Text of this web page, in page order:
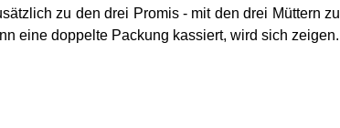
zu den drei Promis - mit den drei Müttern zu
eine doppelte Packung kassiert, wird sich zeigen.